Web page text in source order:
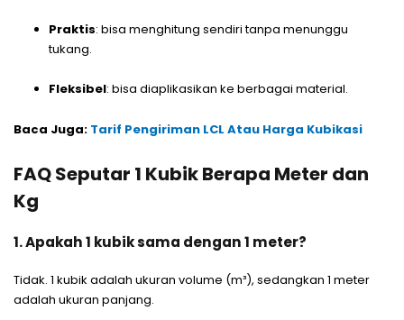
Praktis: bisa menghitung sendiri tanpa menunggu
tukang.
Fleksibel: bisa diaplikasikan ke berbagai material.
Baca Juga: Tarif Pengiriman LCL Atau Harga Kubikasi
FAQ Seputar 1 Kubik Berapa Meter dan
Kg
1. Apakah 1 kubik sama dengan 1 meter?
Tidak. 1 kubik adalah ukuran volume (m³), sedangkan 1 meter
adalah ukuran panjang.